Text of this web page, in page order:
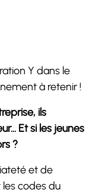
Y dans le
à retenir !
ils
Et si les jeunes
?
et de
les codes du